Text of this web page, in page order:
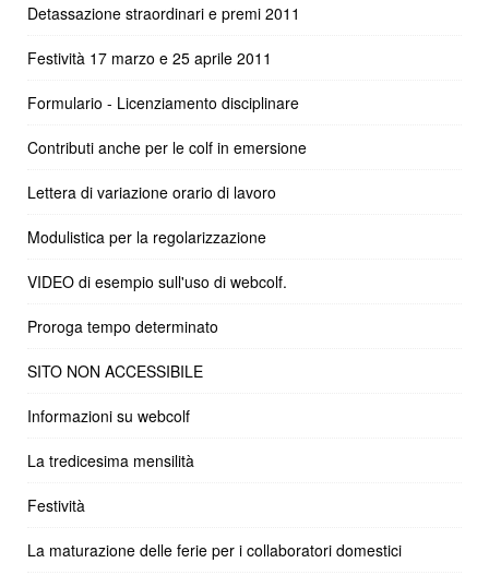
Detassazione straordinari e premi 2011
Festività 17 marzo e 25 aprile 2011
Formulario - Licenziamento disciplinare
Contributi anche per le colf in emersione
Lettera di variazione orario di lavoro
Modulistica per la regolarizzazione
VIDEO di esempio sull'uso di webcolf.
Proroga tempo determinato
SITO NON ACCESSIBILE
Informazioni su webcolf
La tredicesima mensilità
Festività
La maturazione delle ferie per i collaboratori domestici